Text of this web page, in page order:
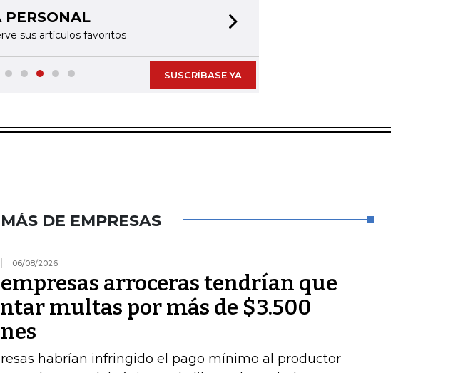
sus artículos favoritos
SUSCRÍBASE YA
MÁS DE EMPRESAS
06/08/2026
arroceras tendrían que
multas por más de $3.500
habrían infringido el pago mínimo al productor